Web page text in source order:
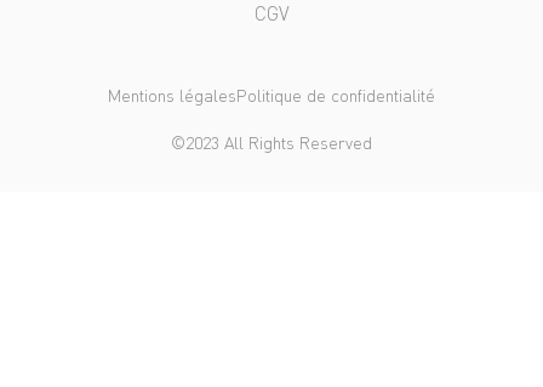
CGV
Mentions légalesPolitique de confidentialité
©2023 All Rights Reserved